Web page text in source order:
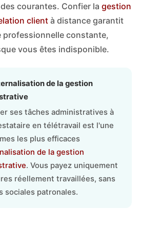
courantes. Confier la gestion
clientà distance garantit
professionnelle constante,
vous êtes indisponible.
de la gestion
ses tâches administratives à
en télétravail est l'une
les plus efficaces
de la gestion
. Vous payez uniquement
réellement travaillées, sans
sociales patronales.